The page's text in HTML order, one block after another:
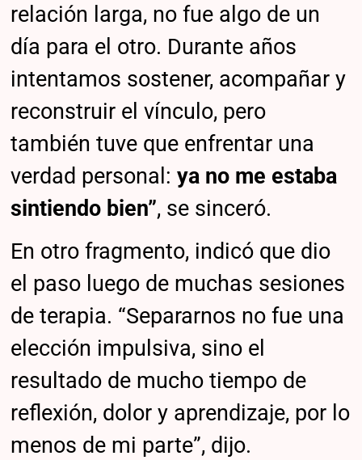
relación larga, no fue algo de un
día para el otro. Durante años
intentamos sostener, acompañar y
reconstruir el vínculo, pero
también tuve que enfrentar una
verdad personal:ya no me estaba
sintiendo bien”, se sinceró.
En otro fragmento, indicó que dio
el paso luego de muchas sesiones
de terapia. “Separarnos no fue una
elección impulsiva, sino el
resultado de mucho tiempo de
reflexión, dolor y aprendizaje, por lo
menos de mi parte”, dijo.